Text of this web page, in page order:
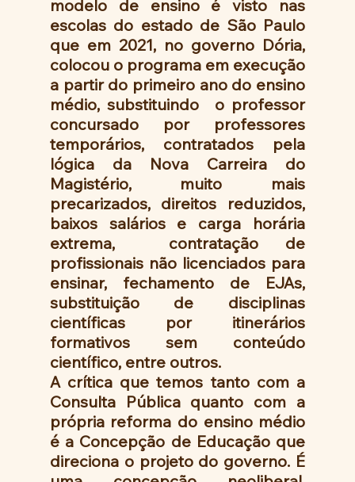
modelo de ensino é visto nas
escolas do estado de São Paulo
que em 2021, no governo Dória,
colocou o programa em execução
a partir do primeiro ano do ensino
médio, substituindo  o professor
concursado por professores
temporários, contratados pela
lógica da Nova Carreira do
Magistério, muito mais
precarizados, direitos reduzidos,
baixos salários e carga horária
extrema,  contratação de
profissionais não licenciados para
ensinar, fechamento de EJAs,
substituição de disciplinas
científicas por itinerários
formativos sem conteúdo
científico, entre outros.
A crítica que temos tanto com a
Consulta Pública quanto com a
própria reforma do ensino médio
é a Concepção de Educação que
direciona o projeto do governo. É